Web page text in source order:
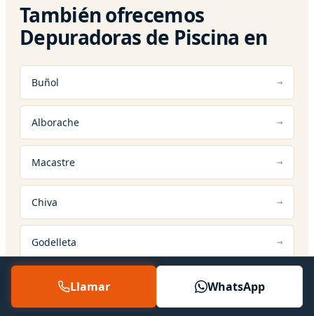
También ofrecemos
Depuradoras de Piscina en
Buñol
Alborache
Macastre
Chiva
Godelleta
Siete AguasLlamar WhatsApp